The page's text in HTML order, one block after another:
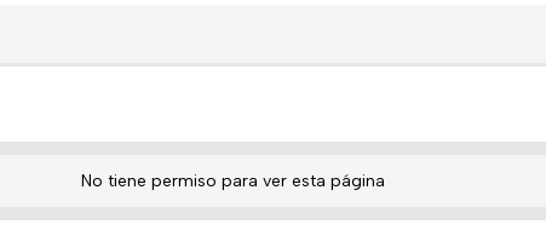
No tiene permiso para ver esta página